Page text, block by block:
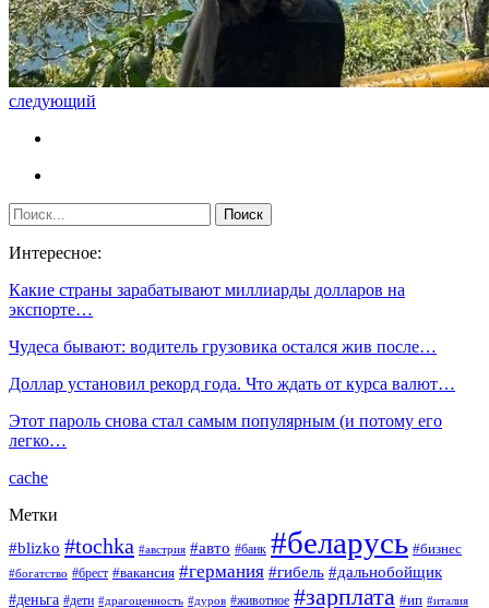
следующий
Интересное:
Какие страны зарабатывают миллиарды долларов на
экспорте…
Чудеса бывают: водитель грузовика остался жив после…
Доллар установил рекорд года. Что ждать от курса валют…
Этот пароль снова стал самым популярным (и потому его
легко…
cache
Метки
#blizko #tochka #австрия #авто #банк #беларусь #бизнес
#богатство #брест #вакансия #германия #гибель #дальнобойщик
#деньга #дети #драгоценность #дуров #животное #зарплата #ип #италия